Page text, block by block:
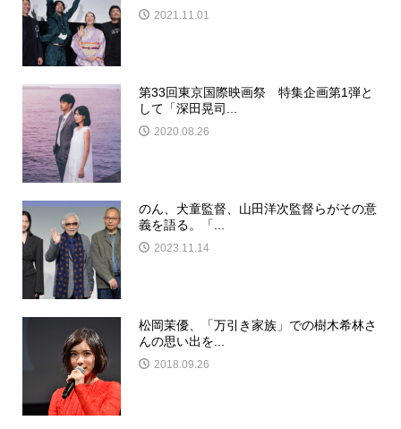
2021.11.01
第33回東京国際映画祭 特集企画第1弾と
して「深田晃司...
2020.08.26
のん、犬童監督、山田洋次監督らがその意
義を語る。「...
2023.11.14
松岡茉優、「万引き家族」での樹木希林さ
んの思い出を...
2018.09.26